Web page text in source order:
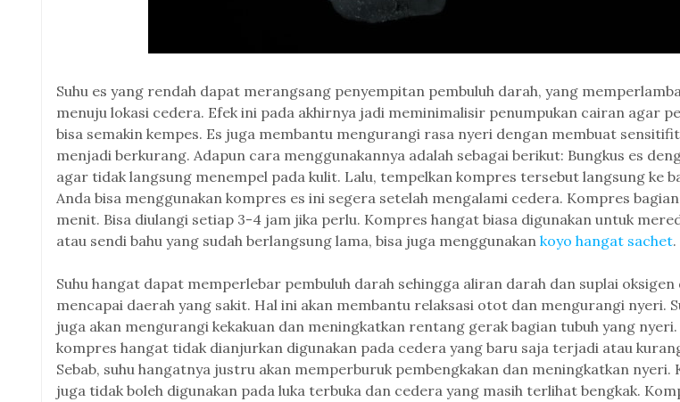
Suhu es yang rendah dapat merangsang penyempitan pembuluh darah, yang
menuju lokasi cedera. Efek ini pada akhirnya jadi meminimalisir penumpukan cairan agar
bisa semakin kempes. Es juga membantu mengurangi rasa nyeri dengan membuat
menjadi berkurang. Adapun cara menggunakannya adalah sebagai berikut: Bungkus es
agar tidak langsung menempel pada kulit. Lalu, tempelkan kompres tersebut langsung ke
Anda bisa menggunakan kompres es ini segera setelah mengalami cedera. Kompres
menit. Bisa diulangi setiap 3-4 jam jika perlu. Kompres hangat biasa digunakan untuk
atau sendi bahu yang sudah berlangsung lama, bisa juga menggunakan koyo hangat sachet.
Suhu hangat dapat memperlebar pembuluh darah sehingga aliran darah dan suplai oksigen
mencapai daerah yang sakit. Hal ini akan membantu relaksasi otot dan mengurangi nyeri.
juga akan mengurangi kekakuan dan meningkatkan rentang gerak bagian tubuh yang
kompres hangat tidak dianjurkan digunakan pada cedera yang baru saja terjadi atau
Sebab, suhu hangatnya justru akan memperburuk pembengkakan dan meningkatkan nyeri.
juga tidak boleh digunakan pada luka terbuka dan cedera yang masih terlihat bengkak.